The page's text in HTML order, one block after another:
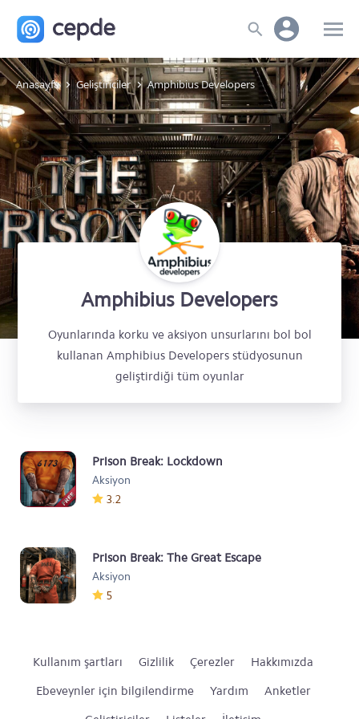
Anasayfa Geliştiriciler Amphibius Developers
Amphibius Developers
Oyunlarında korku ve aksiyon unsurlarını bol bol
kullanan Amphibius Developers stüdyosunun
geliştirdiği tüm oyunlar
Prison Break: Lockdown
Aksiyon
3.2
Prison Break: The Great Escape
Aksiyon
5
Kullanım şartları Gizlilik Çerezler
Hakkımızda
Ebeveynler için bilgilendirme
Yardım
Anketler